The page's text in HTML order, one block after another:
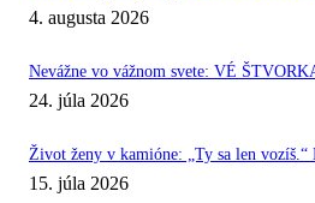
4. augusta 2026
Nevážne vo vážnom svete: VÉ
24. júla 2026
Život ženy v kamióne: „Ty sa len vozíš.“
15. júla 2026